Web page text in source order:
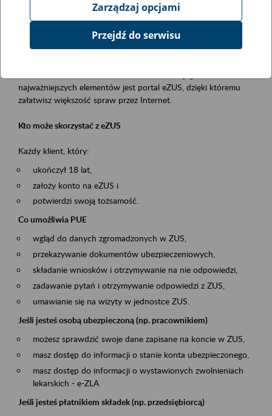
Opis wydarzenia
Platforma Usług Elektronicznych ZUS eZUS
najważniejszych elementów jest portal eZUS, dzięki któremu
załatwisz większość spraw przez Internet.
Kto może skorzystać z eZUS
Każdy klient, który:
ukończył 18 lat,
założy konto na eZUS i
potwierdzi swoją tożsamość.
Co umożliwia PUE
wgląd do danych zgromadzonych w ZUS,
przekazywanie dokumentów ubezpieczeniowych,
składanie wniosków i otrzymywanie na nie odpowiedzi,
zadawanie pytań i otrzymywanie odpowiedzi z ZUS,
umawianie się na wizyty w jednostce ZUS.
Jeśli jesteś osobą ubezpieczoną (np. pracownikiem)
możesz sprawdzić swoje dane zapisane na koncie w ZUS,
masz dostęp do informacji o stanie konta ubezpieczonego,
masz dostęp do informacji o wystawionych zwolnieniach
lekarskich - e-ZLA
Jeśli jesteś płatnikiem składek (np. przedsiębiorcą)
Zarządzaj opcjami
Przejdź do serwisu